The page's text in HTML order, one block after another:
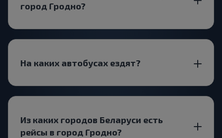
город Гродно?
На каких автобусах ездят?
Из каких городов Беларуси есть
рейсы в город Гродно?